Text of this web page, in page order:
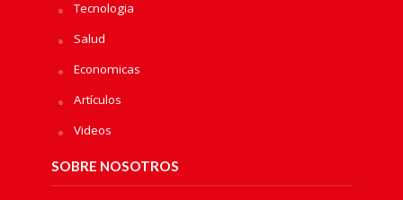
Tecnologia
Salud
Economicas
Artículos
Videos
SOBRE NOSOTROS